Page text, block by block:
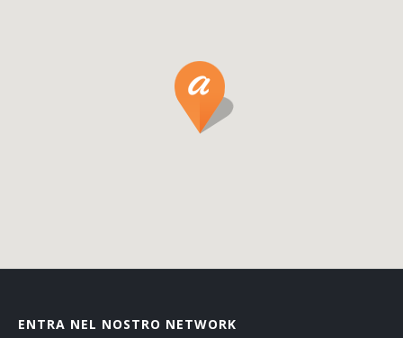
ENTRA NEL NOSTRO NETWORK